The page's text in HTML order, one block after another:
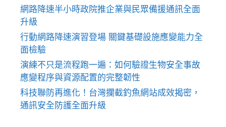
網路降速半小時政院推企業與民眾備援通訊全面
升級
行動網路降速演習登場 關鍵基礎設施應變能力全
面檢驗
演練不只是流程跑一遍：如何驗證生物安全事故
應變程序與資源配置的完整韌性
科技聯防再進化！台灣攔截釣魚網站成效揭密，
通訊安全防護全面升級